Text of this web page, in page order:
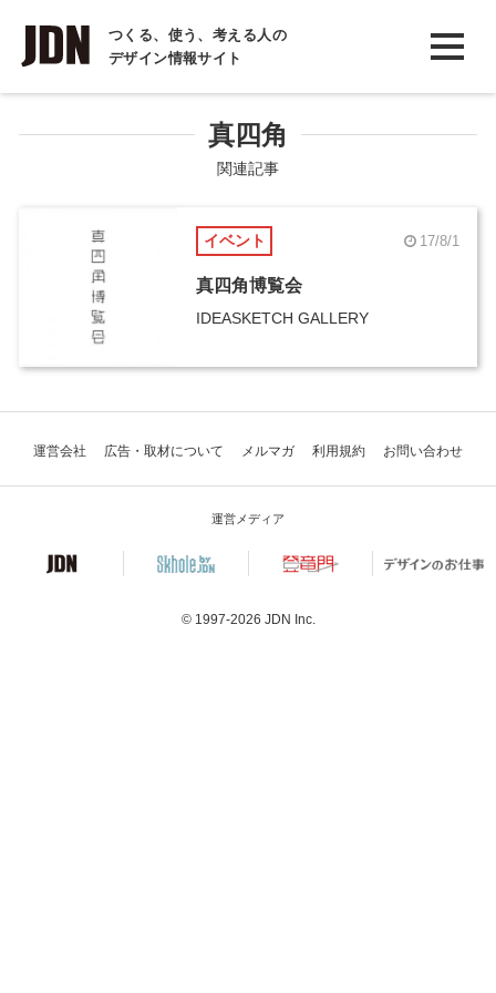
つくる、使う、考える人の
デザイン情報サイト
INTERVIEW
インタビュー
コラム
真四角
関連記事
イベント 17/8/1
真四角博覧会
IDEASKETCH GALLERY
運営会社 広告・取材について メルマガ 利用規約 お問い合わせ
運営メディア
© 1997-2026 JDN Inc.